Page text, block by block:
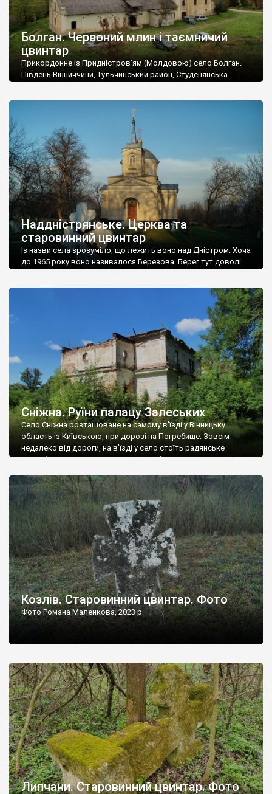
Болган. Червоний млин і таємничий
цвинтар
Прикордонне із Придністров’ям (Молдовою) село Болган.
Південь Вінниччини, Тульчинський район, Студенянська
старовинний цвинтар із кам’яними хрестами. Всі епітафії, які
збереглися, написані кирилицею, церковнослов’янською
мовою. За всіма традиційними ознаками – цвинтар
український. Хрести датуються 19 століттям. У 1924-1940
роках Болган […]
Наддністрянське. Церква та
старовинний цвинтар
Із назви села зрозуміло, що лежить воно над Дністром. Хоча
до 1965 року воно називалося Березова. Берег тут доволі
Наддністрянське відрізняється від більшості навколишніх
сіл. У селі є мурована Михайлівська церква. Точної дати […]
Сніжна. Руїни палацу Залеських
Село Сніжна розташоване на самому в’їзді у Вінницьку
область із Київською, при дорозі на Погребище. Зовсім
недалеко від дороги, на в’їзді у село стоїть радянське
рельєфне пано, яке показує жінку і яблуню, а трохи далі, десь
не видно, але видно дві стареньких колії у траві – […]
Козлів. Старовинний цвинтар. Фото
Фото Романа Маленкова, 2023 р.
Липчани. Старовинний цвинтар. Фото